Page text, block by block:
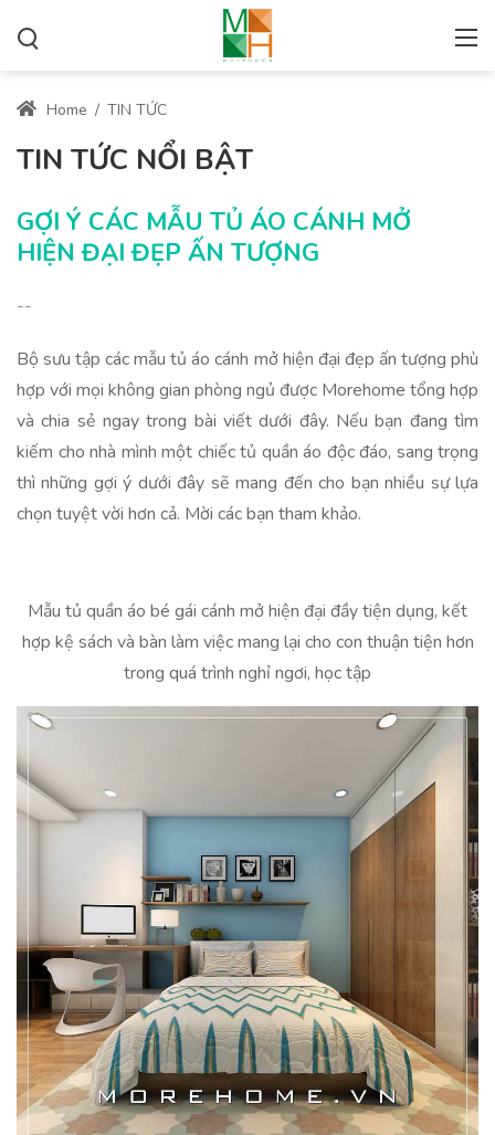
Home / TIN TỨC
TIN TỨC NỔI BẬT
GỢI Ý CÁC MẪU TỦ ÁO CÁNH MỞ
HIỆN ĐẠI ĐẸP ẤN TƯỢNG
--
Bộ sưu tập các mẫu tủ áo cánh mở hiện đại đẹp ấn tượng phù
hợp với mọi không gian phòng ngủ được Morehome tổng hợp
và chia sẻ ngay trong bài viết dưới đây. Nếu bạn đang tìm
kiếm cho nhà mình một chiếc tủ quần áo độc đáo, sang trọng
thì những gợi ý dưới đây sẽ mang đến cho bạn nhiều sự lựa
chọn tuyệt vời hơn cả. Mời các bạn tham khảo.
Mẫu tủ quần áo bé gái cánh mở hiện đại đầy tiện dụng, kết
hợp kệ sách và bàn làm việc mang lại cho con thuận tiện hơn
trong quá trình nghỉ ngơi, học tập